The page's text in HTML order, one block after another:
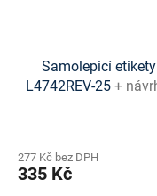
Samolepicí
L4742REV-25 +
277 Kč bez DPH
335 Kč